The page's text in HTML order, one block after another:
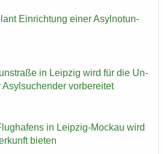
Ein­rich­tung einer Asyl­not­un­
in Leip­zig wird für die Un­
vor­be­rei­tet
in Leipzig-​Mockau wird
bie­ten